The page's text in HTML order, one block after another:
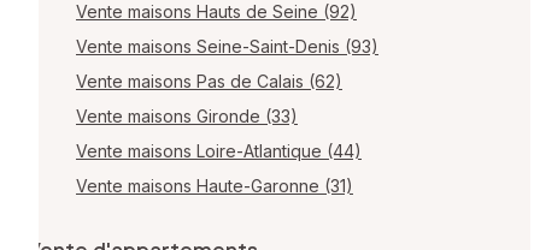
Vente maisons Hauts de Seine (92)
Vente maisons Seine-Saint-Denis (93)
Vente maisons Pas de Calais (62)
Vente maisons Gironde (33)
Vente maisons Loire-Atlantique (44)
Vente maisons Haute-Garonne (31)